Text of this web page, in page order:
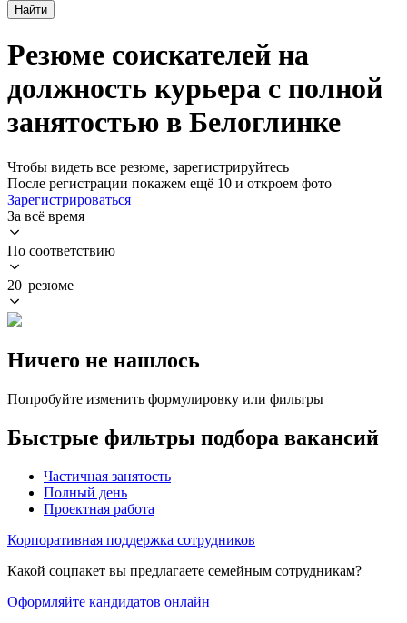
Найти
Резюме соискателей на
должность курьера с полной
занятостью в Белоглинке
Чтобы видеть все резюме, зарегистрируйтесь
После регистрации покажем ещё 10 и откроем фото
Зарегистрироваться
За всё время
По соответствию
20 резюме
Ничего не нашлось
Попробуйте изменить формулировку или фильтры
Быстрые фильтры подбора вакансий
Частичная занятость
Полный день
Проектная работа
Корпоративная поддержка сотрудников
Какой соцпакет вы предлагаете семейным сотрудникам?
Оформляйте кандидатов онлайн